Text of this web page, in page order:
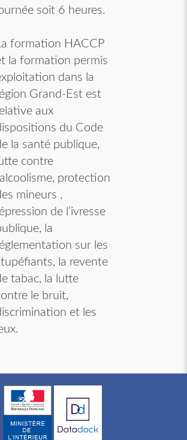
soit 6 heures.
formation HACCP
la formation permis
dans la
Grand-Est est
aux
du Code
la santé publique,
contre
protection
mineurs ,
de l’ivresse
la
sur les
la revente
tabac, la lutte
le bruit,
et les